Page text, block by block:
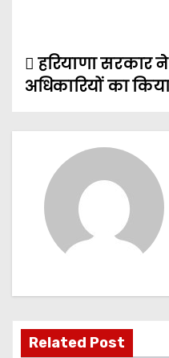
P
s
i
g
हरियाणा सरकार
अधिकारियों का
Related Post